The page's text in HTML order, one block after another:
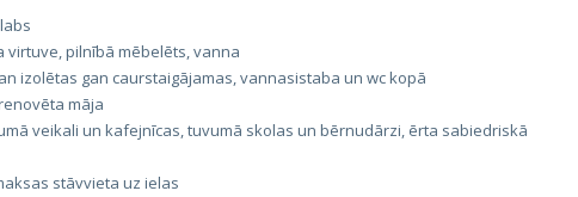
virtuve, pilnībā mēbelēts, vanna
izolētas gan caurstaigājamas, vannasistaba un wc kopā
māja
veikali un kafejnīcas, tuvumā skolas un bērnudārzi, ērta sabiedriskā
stāvvieta uz ielas